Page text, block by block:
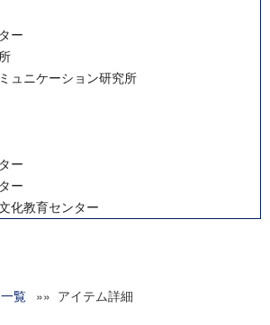
ー
ュニケーション研究所
ー
ー
化教育センター
ーチインスティテュート
覧 »» アイテム詳細